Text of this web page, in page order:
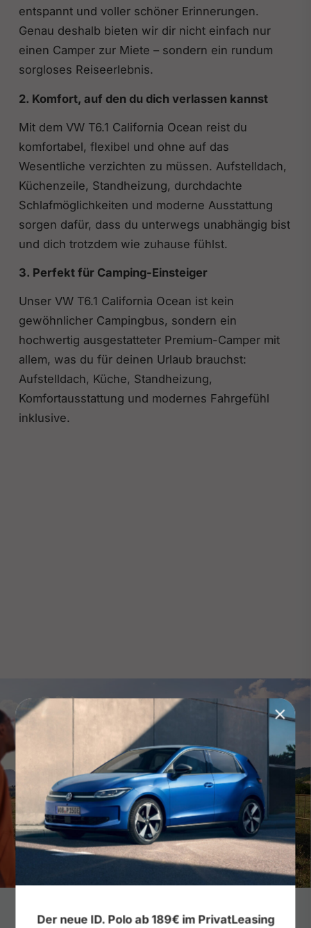
entspannt und voller schöner Erinnerungen.
Genau deshalb bieten wir dir nicht einfach nur
einen Camper zur Miete – sondern ein rundum
sorgloses Reiseerlebnis.
2. Komfort, auf den du dich verlassen kannst
Mit dem VW T6.1 California Ocean reist du
komfortabel, flexibel und ohne auf das
Wesentliche verzichten zu müssen. Aufstelldach,
Küchenzeile, Standheizung, durchdachte
Schlafmöglichkeiten und moderne Ausstattung
sorgen dafür, dass du unterwegs unabhängig bist
und dich trotzdem wie zuhause fühlst.
3. Perfekt für Camping-Einsteiger
Unser VW T6.1 California Ocean ist kein
gewöhnlicher Campingbus, sondern ein
hochwertig ausgestatteter Premium-Camper mit
allem, was du für deinen Urlaub brauchst:
Aufstelldach, Küche, Standheizung,
Komfortausstattung und modernes Fahrgefühl
inklusive.
Unser Bulli für dein Abenteuer
Der neue ID. Polo ab 189€ im PrivatLeasing